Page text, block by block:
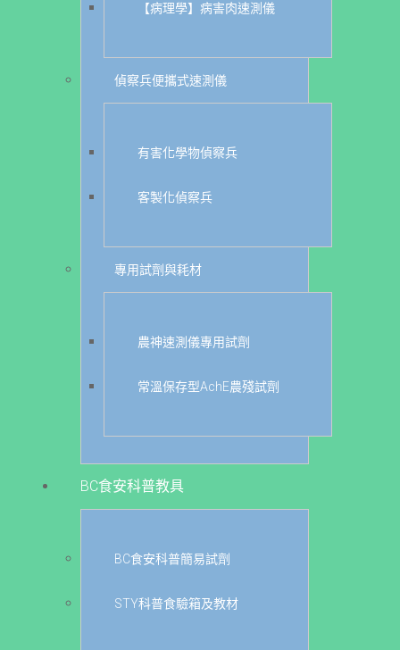
【病理學】病害肉速測儀
偵察兵便攜式速測儀
有害化學物偵察兵
客製化偵察兵
專用試劑與耗材
農神速測儀專用試劑
常溫保存型AchE農殘試劑
BC食安科普教具
BC食安科普簡易試劑
STY科普食驗箱及教材